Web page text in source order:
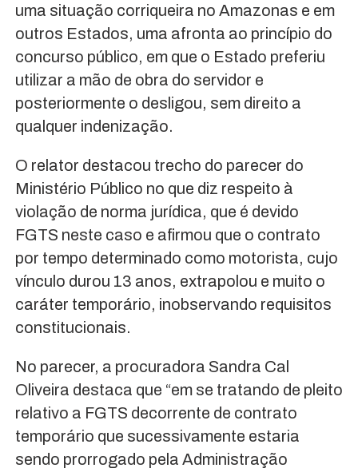
uma situação corriqueira no Amazonas e em
outros Estados, uma afronta ao princípio do
concurso público, em que o Estado preferiu
utilizar a mão de obra do servidor e
posteriormente o desligou, sem direito a
qualquer indenização.
O relator destacou trecho do parecer do
Ministério Público no que diz respeito à
violação de norma jurídica, que é devido
FGTS neste caso e afirmou que o contrato
por tempo determinado como motorista, cujo
vínculo durou 13 anos, extrapolou e muito o
caráter temporário, inobservando requisitos
constitucionais.
No parecer, a procuradora Sandra Cal
Oliveira destaca que “em se tratando de pleito
relativo a FGTS decorrente de contrato
temporário que sucessivamente estaria
sendo prorrogado pela Administração